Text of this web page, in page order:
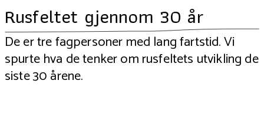
Rusfeltet gjennom 30 år
De er tre fagpersoner med lang fartstid. Vi
spurte hva de tenker om rusfeltets utvikling de
siste 30 årene.